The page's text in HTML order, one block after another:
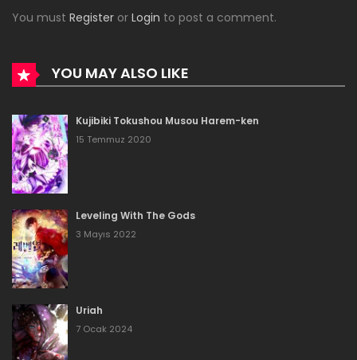
9 Nisan 2023
1 Nisan 2023
Bölüm 19
25 Mart 2023
Bölüm 18
22 Mart 2023
22 Mart 2023
You must Register or Login to post a comment.
YOU MAY ALSO LIKE
Kujibiki Tokushou Musou Harem-ken
15 Temmuz 2020
Leveling With The Gods
3 Mayıs 2022
Uriah
7 Ocak 2024